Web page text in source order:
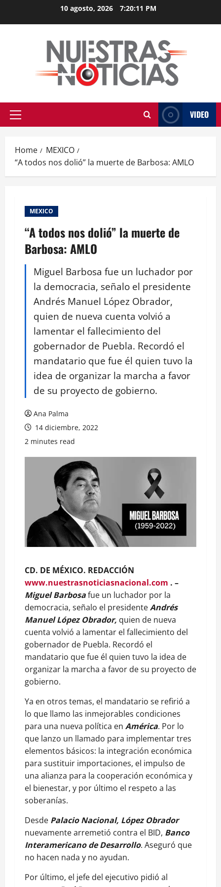
10 agosto, 2026 7:20:11 PM
Primary
VIDEO
Home
MEXICO
“A todos nos dolió” la muerte de Barbosa: AMLO
MEXICO
“A todos nos dolió” la muerte de
Barbosa: AMLO
Miguel Barbosa fue un luchador por
la democracia, señalo el presidente
Andrés Manuel López Obrador,
quien de nueva cuenta volvió a
lamentar el fallecimiento del
gobernador de Puebla. Recordó el
mandatario que fue él quien tuvo la
idea de organizar la marcha a favor
de su proyecto de gobierno.
Ana Palma
14 diciembre, 2022
2 minutes read
CD. DE MÉXICO. REDACCIÓN
www.nuestrasnoticiasnacional.com . –
Miguel Barbosafue un luchador por la
democracia, señalo el presidenteAndrés
Manuel López Obrador, quien de nueva
cuenta volvió a lamentar el fallecimiento del
gobernador de Puebla. Recordó el
mandatario que fue él quien tuvo la idea de
organizar la marcha a favor de su proyecto de
gobierno.
Ya en otros temas, el mandatario se refirió a
lo que llamo las inmejorables condiciones
para una nueva política en América. Por lo
que lanzo un llamado para implementar tres
elementos básicos: la integración económica
para sustituir importaciones, el impulso de
una alianza para la cooperación económica y
el bienestar, y por último el respeto a las
soberanías.
Desde Palacio Nacional, López Obrador
nuevamente arremetió contra el BID, Banco
Interamericano de Desarrollo. Aseguró que
no hacen nada y no ayudan.
Por último, el jefe del ejecutivo pidió al